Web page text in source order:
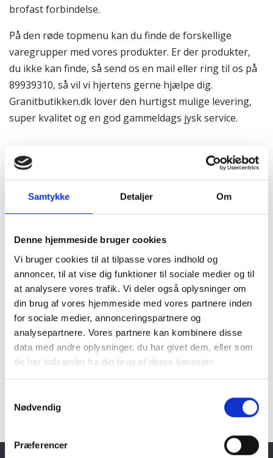
Samtykke Detaljer Om
Denne hjemmeside bruger cookies
Vi bruger cookies til at tilpasse vores indhold og
annoncer, til at vise dig funktioner til sociale medier og til
at analysere vores trafik. Vi deler også oplysninger om
din brug af vores hjemmeside med vores partnere inden
for sociale medier, annonceringspartnere og
analysepartnere. Vores partnere kan kombinere disse
data med andre oplysninger, du har givet dem, eller som
de har indsamlet fra din brug af deres tjenester.
Nødvendig
Præferencer
brofast forbindelse.
På den røde topmenu kan du finde de forskellige
varegrupper med vores produkter. Er der produkter,
du ikke kan finde, så send os en mail eller ring til os på
89939310, så vil vi hjertens gerne hjælpe dig.
Granitbutikken.dk lover den hurtigst mulige levering,
super kvalitet og en god gammeldags jysk service.